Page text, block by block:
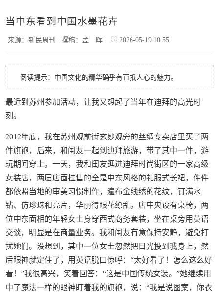
当中东看到中国水墨花卉
来源：新民周刊撰稿：孟 晖 2026-05-19 10:55
阅读提示：中国文化的精华确乎有直抵人心的魅力。
最近到苏州参加活动，让我又想起了当年在迪拜的高光时
刻。
2012年底，我在苏州观前街玄妙观旁的丝绸专卖店里买了两
件旗袍，后来，和闺友一起到迪拜旅游，带了其中一件，游
玩期间穿上。一天，我和闺友逛进迪拜时尚街区的一家高级
女装店，两层店面挂售的全是中东风格的礼服式长裙，件件
都依照当地的审美习惯制作，遍布金线绣的花纹，钉满水
钻、仿珍珠和亮片，华丽得眼花缭乱。店中央设有桌椅，两
位中东面相的年轻女士身穿西式商务套装，坐在桌旁用英语
交谈，明显是在商量业务。我和闺友有意保持安静，避免打
扰她们。没想到，其中一位女士忽然把目光投到我身上，然
后眼神就定住了，用英语脱口惊呼：“太好看了！怎么这么好
看！”我很高兴，笑着回答：“这是中国传统女装。”她继续用
中了魔法一样的眼神盯着我的旗袍，说：“我是说图案，你衣